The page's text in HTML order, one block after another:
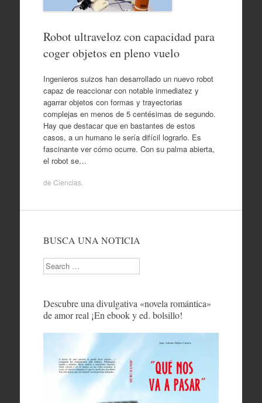
Robot ultraveloz con capacidad para
coger objetos en pleno vuelo
Ingenieros suizos han desarrollado un nuevo robot
capaz de reaccionar con notable inmediatez y
agarrar objetos con formas y trayectorias
complejas en menos de 5 centésimas de segundo.
Hay que destacar que en bastantes de estos
casos, a un humano le sería difícil lograrlo. Es
fascinante ver cómo ocurre. Con su palma abierta,
el robot se…
de Ciencias.
BUSCA UNA NOTICIA
Search
Descubre una divulgativa «novela romántica»
de amor real ¡En ebook y ed. bolsillo!